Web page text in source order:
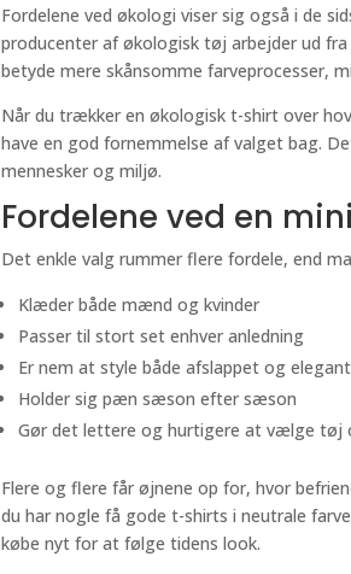
Fordelene ved økologi viser sig også i de
producenter af økologisk tøj arbejder ud
betyde mere skånsomme farveprocesser,
Når du trækker en økologisk t-shirt over
have en god fornemmelse af valget bag.
mennesker og miljø.
Fordelene ved en
Det enkle valg rummer flere fordele, end
Klæder både mænd og kvinder
Passer til stort set enhver anledning
Er nem at style både afslappet og elegant
Holder sig pæn sæson efter sæson
Gør det lettere og hurtigere at vælge tøj
Flere og flere får øjnene op for, hvor
du har nogle få gode t-shirts i neutrale
købe nyt for at følge tidens look.